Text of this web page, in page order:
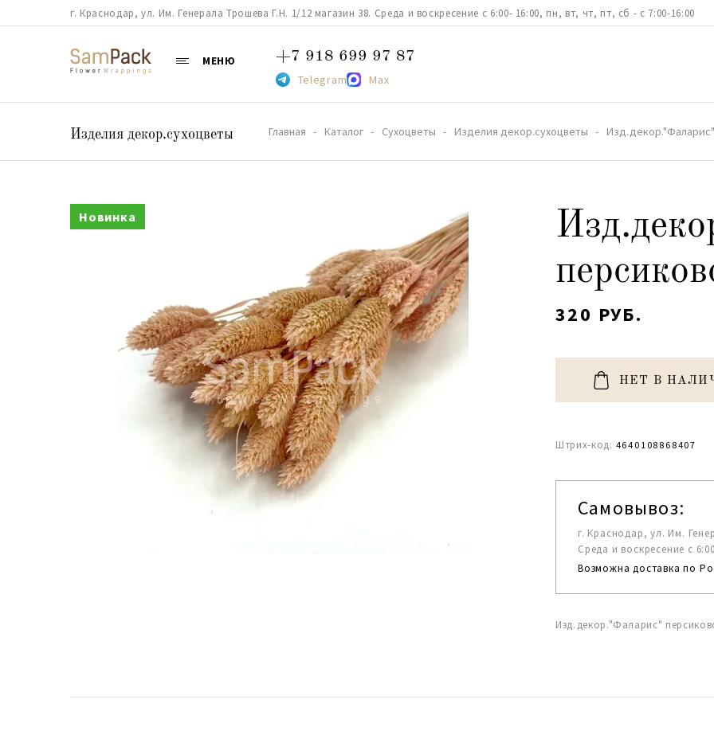
г. Краснодар, ул. Им. Генерала Трошева Г.Н. 1/12 магазин 38. Среда и воскресение с 6:00- 16:00, пн, вт, чт, пт, сб - с 7:00-16:00
МЕНЮ +7 918 699 97 87
Telegram Max
Изделия декор.сухоцветы Главная Каталог Сухоцветы Изделия декор.сухоцветы
Новинка
320 РУБ.
НЕТ В
Штрих-код: 4640108868407
Самовывоз:
г. Краснодар, ул. Им.
Среда и воскресение с
Возможна доставка по
Изд.декор."Фаларис"